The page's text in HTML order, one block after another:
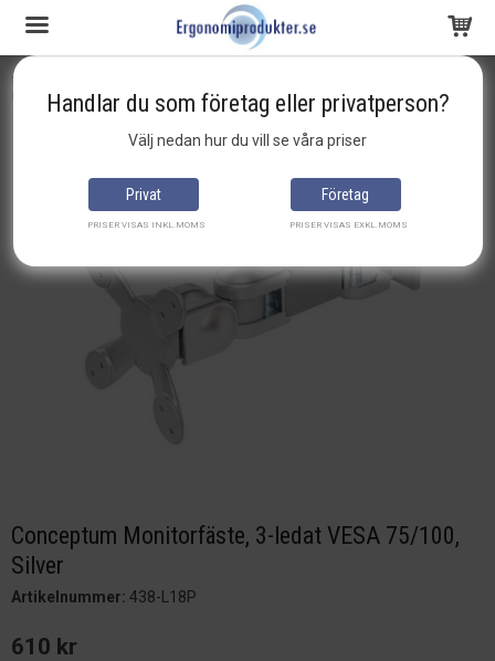
Produkten har blivit tillagd i varukorgen
Startsida
Conceptum Monitorfäste, 3-ledat VESA 75/100, Silver
Conceptum Monitorfäste, 3-ledat VESA 75/100,
Silver
Artikelnummer: 438-L18P
610 kr
Handlar du som företag eller privatperson?
Välj nedan hur du vill se våra priser
Privat
PRISER VISAS INKL.MOMS
Företag
PRISER VISAS EXKL.MOMS